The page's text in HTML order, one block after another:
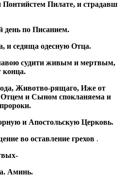
Понтийстем Пилате, и страдавш
день по Писанием.
и седяща одесную Отца.
судити живым и мертвым,
конца.
Животво-рящаго, Иже от
и Сыном спокланяема и
и Апо­стольскую Церковь.
во оставление грехов .
Аминь.